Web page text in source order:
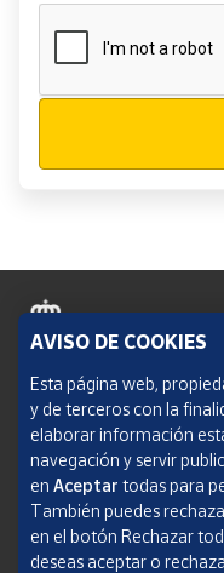
Política de cookies
Aviso legal
Condiciones del servicio
Política de Privacidad Web
AVISO DE COOKIES
Esta página web,
y de terceros con la
elaborar información
navegación y servir
en Aceptar todas para
También puedes
en el botón Rechazar
deseas aceptar o